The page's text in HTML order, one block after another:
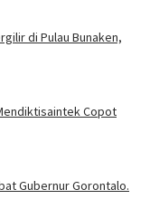
di Pulau Bunaken,
Copot
Gubernur Gorontalo.